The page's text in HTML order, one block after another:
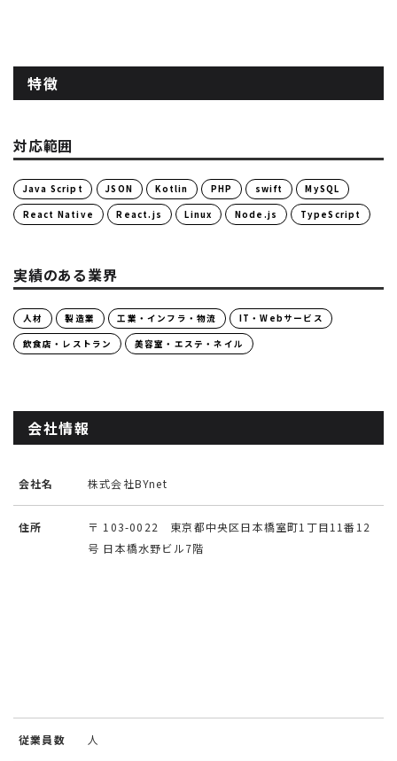
特徴
対応範囲
Java Script JSON Kotlin PHP swift MySQL
React Native React.js Linux Node.js TypeScript
実績のある業界
人材 製造業 工業・インフラ・物流 IT・Webサービス
飲食店・レストラン 美容室・エステ・ネイル
会社情報
会社名 株式会社BYnet
住所
〒 103-0022 東京都中央区日本橋室町1丁目11番12
号 日本橋水野ビル7階
従業員数 人